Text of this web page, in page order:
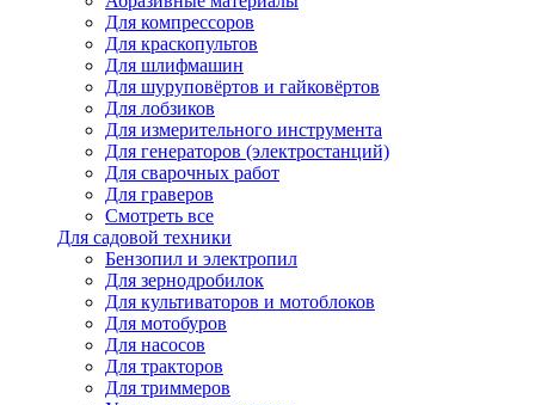
Для компрессоров
Для краскопультов
Для шлифмашин
Для шуруповёртов и гайковёртов
Для лобзиков
Для измерительного инструмента
Для генераторов (электростанций)
Для сварочных работ
Для граверов
Смотреть все
Для садовой техники
Бензопил и электропил
Для зернодробилок
Для культиваторов и мотоблоков
Для мотобуров
Для насосов
Для тракторов
Для триммеров